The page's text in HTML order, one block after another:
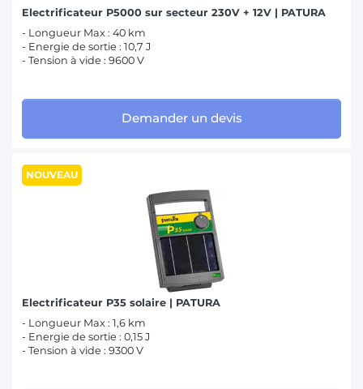
Electrificateur P5000 sur secteur 230V + 12V | PATURA
- Longueur Max : 40 km
- Energie de sortie : 10,7 J
- Tension à vide : 9600 V
Demander un devis
NOUVEAU
Electrificateur P35 solaire | PATURA
- Longueur Max : 1,6 km
- Energie de sortie : 0,15 J
- Tension à vide : 9300 V